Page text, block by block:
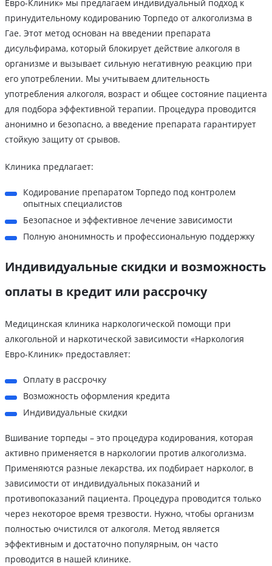
Евро-Клиник» мы предлагаем индивидуальный подход к
принудительному кодированию Торпедо от алкоголизма в
Гае. Этот метод основан на введении препарата
дисульфирама, который блокирует действие алкоголя в
организме и вызывает сильную негативную реакцию при
его употреблении. Мы учитываем длительность
употребления алкоголя, возраст и общее состояние пациента
для подбора эффективной терапии. Процедура проводится
анонимно и безопасно, а введение препарата гарантирует
стойкую защиту от срывов.
Клиника предлагает:
Кодирование препаратом Торпедо под контролем
опытных специалистов
Безопасное и эффективное лечение зависимости
Полную анонимность и профессиональную поддержку
Индивидуальные скидки и возможность
оплаты в кредит или рассрочку
Медицинская клиника наркологической помощи при
алкогольной и наркотической зависимости «Наркология
Евро-Клиник» предоставляет:
Оплату в рассрочку
Возможность оформления кредита
Индивидуальные скидки
Вшивание торпеды – это процедура кодирования, которая
активно применяется в наркологии против алкоголизма.
Применяются разные лекарства, их подбирает нарколог, в
зависимости от индивидуальных показаний и
противопоказаний пациента. Процедура проводится только
через некоторое время трезвости. Нужно, чтобы организм
полностью очистился от алкоголя. Метод является
эффективным и достаточно популярным, он часто
проводится в нашей клинике.